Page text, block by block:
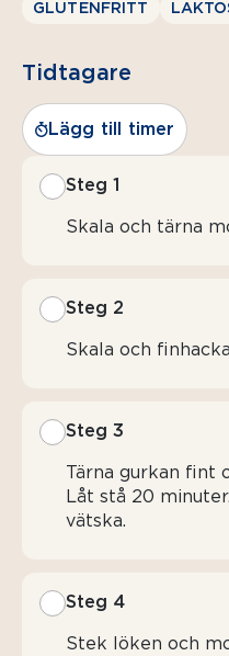
GLUTENFRITT
Tidtagare
Lägg till timer
Steg 1
Skala och tärna
Steg 2
Skala och
Steg 3
Tärna gurkan fint
Låt stå 20
vätska.
Steg 4
Stek löken och